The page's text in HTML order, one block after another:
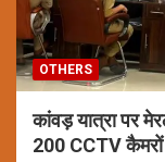
OTHERS
कांवड़ यात्रा पर
200 CCTV कैमरों